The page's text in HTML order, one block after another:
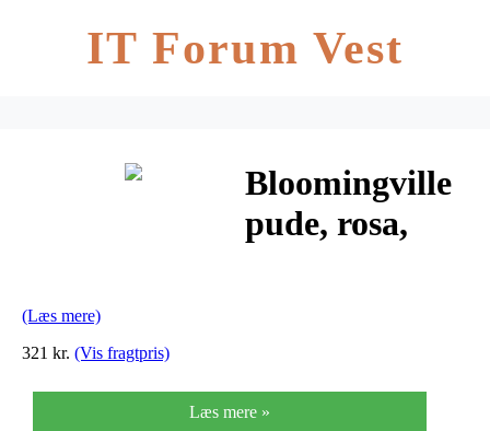
IT Forum Vest
Bloomingville
pude, rosa,
(Læs mere)
321 kr. (Vis fragtpris)
Læs mere »